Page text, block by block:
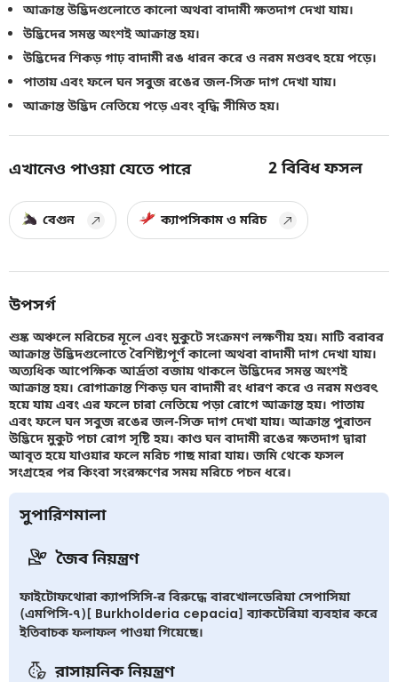
আক্রান্ত উদ্ভিদগুলোতে কালো অথবা বাদামী ক্ষতদাগ দেখা যায়।
উদ্ভিদের সমস্ত অংশই আক্রান্ত হয়।
উদ্ভিদের শিকড় গাঢ় বাদামী রঙ ধারন করে ও নরম মণ্ডবৎ হয়ে পড়ে।
পাতায় এবং ফলে ঘন সবুজ রঙের জল-সিক্ত দাগ দেখা যায়।
আক্রান্ত উদ্ভিদ নেতিয়ে পড়ে এবং বৃদ্ধি সীমিত হয়।
এখানেও পাওয়া যেতে পারে 2বিবিধ ফসল
বেগুন ক্যাপসিকাম ও মরিচ
উপসর্গ
শুষ্ক অঞ্চলে মরিচের মূলে এবং মুকুটে সংক্রমণ লক্ষণীয় হয়। মাটি বরাবর
আক্রান্ত উদ্ভিদগুলোতে বৈশিষ্ট্যপূর্ণ কালো অথবা বাদামী দাগ দেখা যায়।
অত্যধিক আপেক্ষিক আর্দ্রতা বজায় থাকলে উদ্ভিদের সমস্ত অংশই
আক্রান্ত হয়। রোগাক্রান্ত শিকড় ঘন বাদামী রং ধারণ করে ও নরম মণ্ডবৎ
হয়ে যায় এবং এর ফলে চারা নেতিয়ে পড়া রোগে আক্রান্ত হয়। পাতায়
এবং ফলে ঘন সবুজ রঙের জল-সিক্ত দাগ দেখা যায়। আক্রান্ত পুরাতন
উদ্ভিদে মুকুট পচা রোগ সৃষ্টি হয়। কাণ্ড ঘন বাদামী রঙের ক্ষতদাগ দ্বারা
আবৃত হয়ে যাওয়ার ফলে মরিচ গাছ মারা যায়। জমি থেকে ফসল
সংগ্রহের পর কিংবা সংরক্ষণের সময় মরিচে পচন ধরে।
সুপারিশমালা
জৈব নিয়ন্ত্রণ
ফাইটোফথোরা ক্যাপসিসি-র বিরুদ্ধে বারখোলডেরিয়া সেপাসিয়া
(এমপিসি-৭)[ Burkholderia cepacia] ব্যাকটেরিয়া ব্যবহার করে
ইতিবাচক ফলাফল পাওয়া গিয়েছে।
রাসায়নিক নিয়ন্ত্রণ